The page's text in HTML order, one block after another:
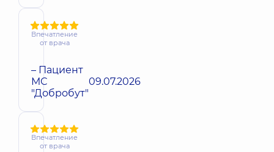
Впечатление
от врача
– Пациент
МС
"Добробут"
09.07.2026
Впечатление
от врача